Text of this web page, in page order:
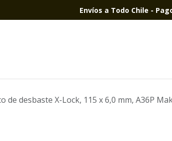
Envíos a Todo Chile -
de desbaste X-Lock, 115 x 6,0 mm, A36P